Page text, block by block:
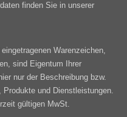
finden Sie in unserer
Warenzeichen,
sind Eigentum Ihrer
nur der Beschreibung bzw.
und Dienstleistungen.
gültigen MwSt.